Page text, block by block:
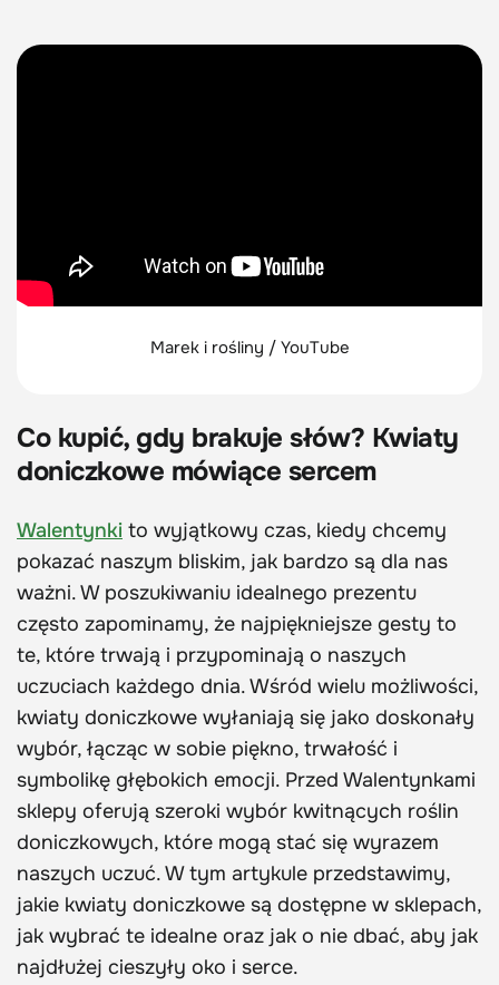
Marek i rośliny / YouTube
Co kupić, gdy brakuje słów? Kwiaty
doniczkowe mówiące sercem
Walentynki to wyjątkowy czas, kiedy chcemy
pokazać naszym bliskim, jak bardzo są dla nas
ważni. W poszukiwaniu idealnego prezentu
często zapominamy, że najpiękniejsze gesty to
te, które trwają i przypominają o naszych
uczuciach każdego dnia. Wśród wielu możliwości,
kwiaty doniczkowe wyłaniają się jako doskonały
wybór, łącząc w sobie piękno, trwałość i
symbolikę głębokich emocji. Przed Walentynkami
sklepy oferują szeroki wybór kwitnących roślin
doniczkowych, które mogą stać się wyrazem
naszych uczuć. W tym artykule przedstawimy,
jakie kwiaty doniczkowe są dostępne w sklepach,
jak wybrać te idealne oraz jak o nie dbać, aby jak
najdłużej cieszyły oko i serce.